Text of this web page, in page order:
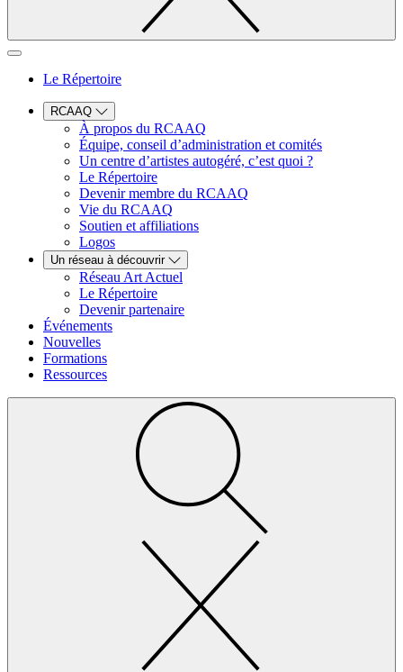
Le Répertoire
RCAAQ
À propos du RCAAQ
Équipe, conseil d’administration et comités
Un centre d’artistes autogéré, c’est quoi ?
Le Répertoire
Devenir membre du RCAAQ
Vie du RCAAQ
Soutien et affiliations
Logos
Un réseau à découvrir
Réseau Art Actuel
Le Répertoire
Devenir partenaire
Événements
Nouvelles
Formations
Ressources